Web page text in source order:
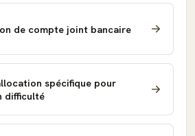
de compte joint bancaire
spécifique pour
difficulté